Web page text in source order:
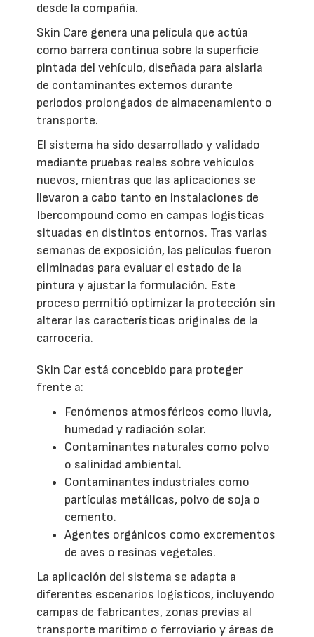
desde la compañía.
Skin Care genera una película que actúa
como barrera continua sobre la superficie
pintada del vehículo, diseñada para aislarla
de contaminantes externos durante
periodos prolongados de almacenamiento o
transporte.
El sistema ha sido desarrollado y validado
mediante pruebas reales sobre vehículos
nuevos, mientras que las aplicaciones se
llevaron a cabo tanto en instalaciones de
Ibercompound como en campas logísticas
situadas en distintos entornos. Tras varias
semanas de exposición, las películas fueron
eliminadas para evaluar el estado de la
pintura y ajustar la formulación. Este
proceso permitió optimizar la protección sin
alterar las características originales de la
carrocería.
Skin Car está concebido para proteger
frente a:
Fenómenos atmosféricos como lluvia,
humedad y radiación solar.
Contaminantes naturales como polvo
o salinidad ambiental.
Contaminantes industriales como
partículas metálicas, polvo de soja o
cemento.
Agentes orgánicos como excrementos
de aves o resinas vegetales.
La aplicación del sistema se adapta a
diferentes escenarios logísticos, incluyendo
campas de fabricantes, zonas previas al
transporte marítimo o ferroviario y áreas de